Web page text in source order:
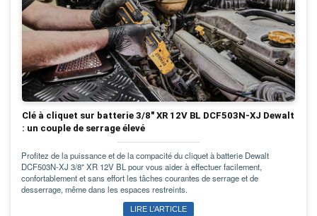
Clé à cliquet sur batterie 3/8" XR 12V BL DCF503N-XJ Dewalt
: un couple de serrage élevé
Profitez de la puissance et de la compacité du cliquet à batterie Dewalt
DCF503N-XJ 3/8" XR 12V BL pour vous aider à effectuer facilement,
confortablement et sans effort les tâches courantes de serrage et de
desserrage, même dans les espaces restreints.
LIRE L’ARTICLE